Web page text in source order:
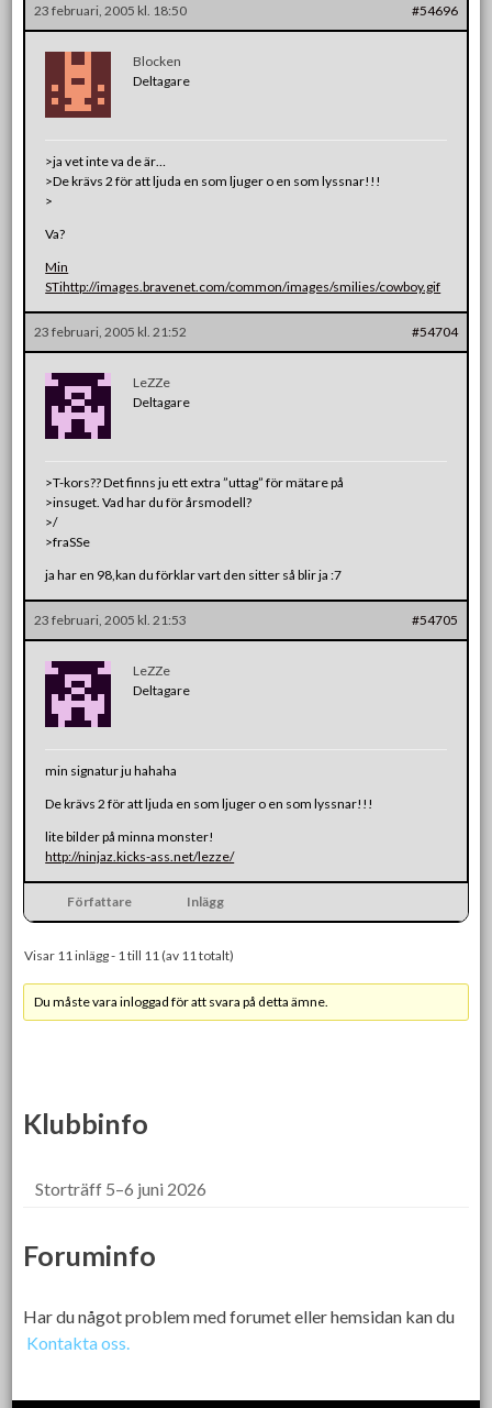
23 februari, 2005 kl. 18:50 #54696
Blocken
Deltagare
>ja vet inte va de är…
>De krävs 2 för att ljuda en som ljuger o en som lyssnar!!!
>
Va?
Min
STihttp://images.bravenet.com/common/images/smilies/cowboy.gif
23 februari, 2005 kl. 21:52 #54704
LeZZe
Deltagare
>T-kors?? Det finns ju ett extra ”uttag” för mätare på
>insuget. Vad har du för årsmodell?
>/
>fraSSe
ja har en 98,kan du förklar vart den sitter så blir ja :7
23 februari, 2005 kl. 21:53 #54705
LeZZe
Deltagare
min signatur ju hahaha
De krävs 2 för att ljuda en som ljuger o en som lyssnar!!!
lite bilder på minna monster!
http://ninjaz.kicks-ass.net/lezze/
Författare Inlägg
Visar 11 inlägg - 1 till 11 (av 11 totalt)
Du måste vara inloggad för att svara på detta ämne.
Klubbinfo
Storträff 5–6 juni 2026
Foruminfo
Har du något problem med forumet eller hemsidan kan du
Kontakta oss.